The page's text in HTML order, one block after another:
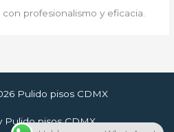
profesionalismo y eficacia.
Pulido pisos CDMX
Pulido pisos CDMX